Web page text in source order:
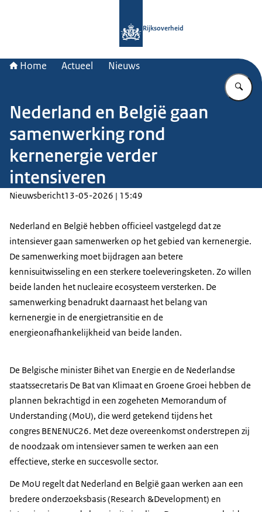
Rijksoverheid
Home Actueel Nieuws
Nederland en België gaan
samenwerking rond
kernenergie verder
intensiveren
Nieuwsbericht13-05-2026 | 15:49
Nederland en België hebben officieel vastgelegd dat ze
intensiever gaan samenwerken op het gebied van kernenergie.
De samenwerking moet bijdragen aan betere
kennisuitwisseling en een sterkere toeleveringsketen. Zo willen
beide landen het nucleaire ecosysteem versterken. De
samenwerking benadrukt daarnaast het belang van
kernenergie in de energietransitie en de
energieonafhankelijkheid van beide landen.
De Belgische minister Bihet van Energie en de Nederlandse
staatssecretaris De Bat van Klimaat en Groene Groei hebben de
plannen bekrachtigd in een zogeheten Memorandum of
Understanding (MoU), die werd getekend tijdens het
congres BENENUC26. Met deze overeenkomst onderstrepen zij
de noodzaak om intensiever samen te werken aan een
effectieve, sterke en succesvolle sector.
De MoU regelt dat Nederland en België gaan werken aan een
bredere onderzoeksbasis (Research &Development) en